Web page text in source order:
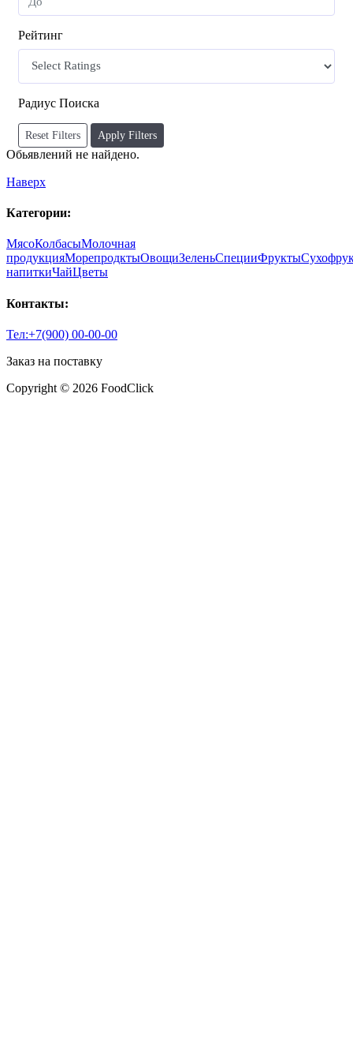
Рейтинг
Радиус Поиска
Reset Filters Apply Filters
Обьявлений не найдено.
Наверх
Категории:
МясоКолбасыМолочная
продукцияМорепродктыОвощиЗеленьСпецииФрукты
напиткиЧайЦветы
Контакты:
Тел:+7(900) 00-00-00
Заказ на поставку
Copyright © 2026 FoodClick